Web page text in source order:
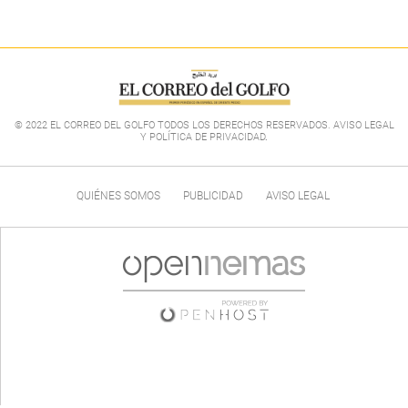
© 2022 EL CORREO DEL GOLFO TODOS LOS DERECHOS RESERVADOS. AVISO LEGAL
Y POLÍTICA DE PRIVACIDAD.
QUIÉNES SOMOS PUBLICIDAD AVISO LEGAL